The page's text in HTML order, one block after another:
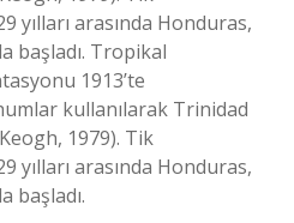
yılları arasında Honduras,
başladı. Tropikal
1913’te
kullanılarak Trinidad
1979). Tik
yılları arasında Honduras,
başladı.